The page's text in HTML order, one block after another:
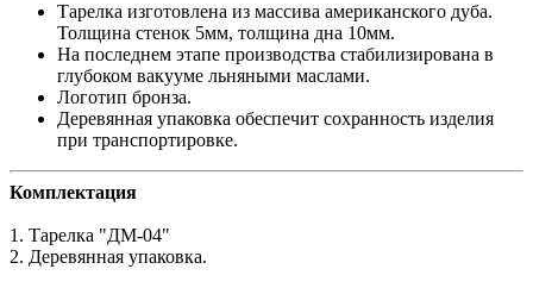
Тарелка изготовлена из массива американского дуба.
Толщина стенок 5мм, толщина дна 10мм.
На последнем этапе производства стабилизирована в
глубоком вакууме льняными маслами.
Логотип бронза.
Деревянная упаковка обеспечит сохранность изделия
при транспортировке.
Комплектация
1. Тарелка "ДМ-04"
2. Деревянная упаковка.